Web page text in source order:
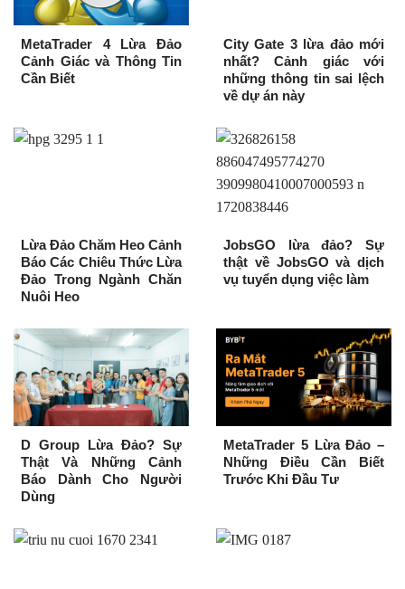
MetaTrader 4 Lừa Đảo
Cảnh Giác và Thông Tin
Cần Biết
City Gate 3 lừa đảo mới
nhất? Cảnh giác với
những thông tin sai lệch
về dự án này
Lừa Đảo Chăm Heo Cảnh
Báo Các Chiêu Thức Lừa
Đảo Trong Ngành Chăn
Nuôi Heo
JobsGO lừa đảo? Sự
thật về JobsGO và dịch
vụ tuyển dụng việc làm
D Group Lừa Đảo? Sự
Thật Và Những Cảnh
Báo Dành Cho Người
Dùng
MetaTrader 5 Lừa Đảo –
Những Điều Cần Biết
Trước Khi Đầu Tư